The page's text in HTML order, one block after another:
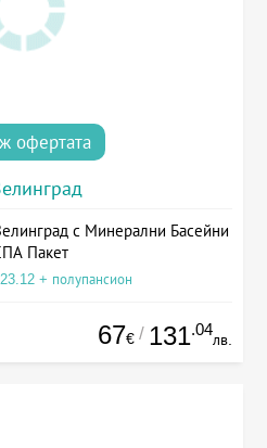
офертата
с Минерални Басейни
Пакет
+ полупансион
67€ / 131.04
лв.